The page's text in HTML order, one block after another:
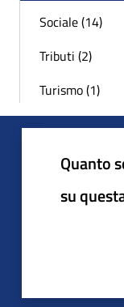
Sociale (14)
Tributi (2)
Turismo (1)
Quanto
su